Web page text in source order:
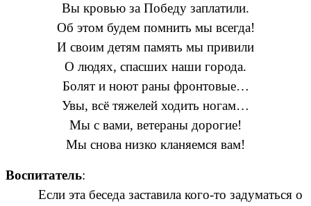
Вы кровью за Победу заплатили.
Об этом будем помнить мы всегда!
И своим детям память мы привили
О людях, спасших наши города.
Болят и ноют раны фронтовые…
Увы, всё тяжелей ходить ногам…
Мы с вами, ветераны дорогие!
Мы снова низко кланяемся вам!
Воспитатель:
Если эта беседа заставила кого-то задуматься о